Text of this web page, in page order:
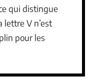
qui distingue
lettre V n’est
pour les